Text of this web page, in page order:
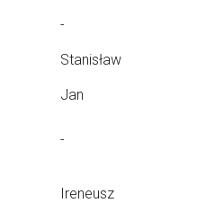
-
Stanisław
Jan
-
Ireneusz